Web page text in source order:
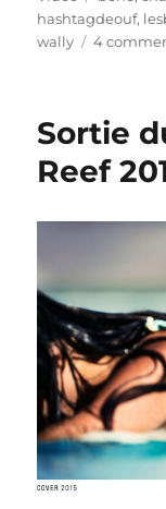
hashtagdeouf,
wally
4
Sortie
Reef